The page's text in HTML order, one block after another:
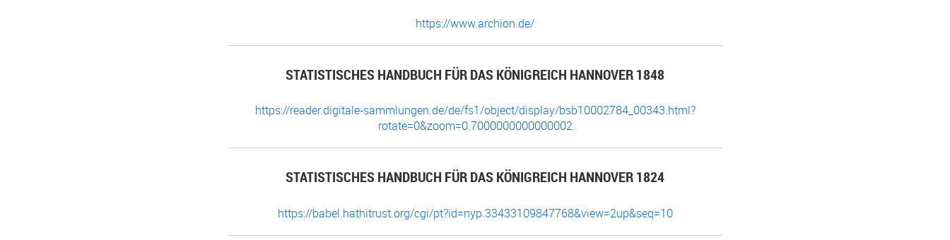
https://www.archion.de/
STATISTISCHES HANDBUCH FÜR DAS KÖNIGREICH HANNOVER 1848
https://reader.digitale-sammlungen.de/de/fs1/object/display/bsb10002784_00343.html?
rotate=0&zoom=0.7000000000000002
STATISTISCHES HANDBUCH FÜR DAS KÖNIGREICH HANNOVER 1824
https://babel.hathitrust.org/cgi/pt?id=nyp.33433109847768&view=2up&seq=10